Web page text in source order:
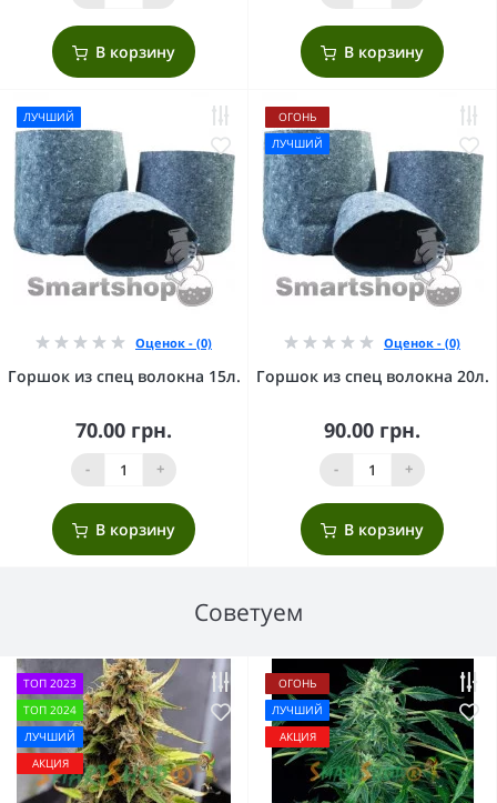
В корзину В корзину
ЛУЧШИЙ
Оценок - (0)
Горшок из спец волокна 15л.
70.00 грн.
- +
В корзину
ОГОНЬ
ЛУЧШИЙ
Оценок - (0)
Горшок из спец волокна 20л.
90.00 грн.
- +
В корзину
Советуем
ТОП 2023
ТОП 2024
ЛУЧШИЙ
АКЦИЯ
ОГОНЬ
ЛУЧШИЙ
АКЦИЯ